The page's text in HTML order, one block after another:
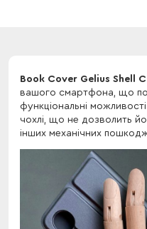
Book Cover Gelius Shell
вашого смартфона, що
функціональні
чохлі, що не дозволить
інших механічних